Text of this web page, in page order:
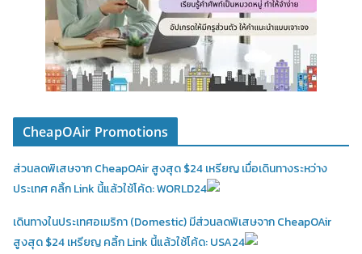
CheapOAir Promotions
ส่วนลดพิเสษจาก CheapOAir สูงสุด $24 เหรียญ เมื่อเดินทางระหว่าง
ประเทศ คลิ้ก Link นี้แล้วใช้โค้ด: WORLD24
เดินทางในประเทศอเมริกา (Domestic)มีส่วนลดพิเสษจาก CheapOAir
สูงสุด $24 เหรียญ คลิ้ก Link นี้แล้วใช้โค้ด: USA24